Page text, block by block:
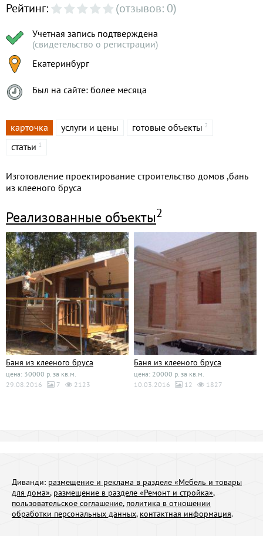
Рейтинг: (отзывов: 0)
Учетная запись подтверждена
(свидетельство о регистрации)
Екатеринбург
Был на сайте: более месяца
карточка услуги и цены готовые объекты 2
статьи 1
Изготовление проектирование строительство домов ,бань
из клееного бруса
Реализованные объекты2
Баня из клееного бруса
цена: 30000 р. за кв.м.
29.08.2016
7 2123
Баня из клееного бруса
цена: 20000 р. за кв.м.
10.03.2016
12 1827
Диванди: размещение и реклама в разделе «Мебель и товары
для дома», размещение в разделе «Ремонт и стройка»,
пользовательское соглашение, политика в отношении
обработки персональных данных, контактная информация.